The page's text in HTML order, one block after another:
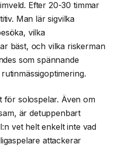
Efter 20-30 timmar
Man lär sigvilka
vilka
bäst, och vilka riskerman
som spännande
för solospelar. Även om
är detuppenbart
vet helt enkelt inte vad
attackerar